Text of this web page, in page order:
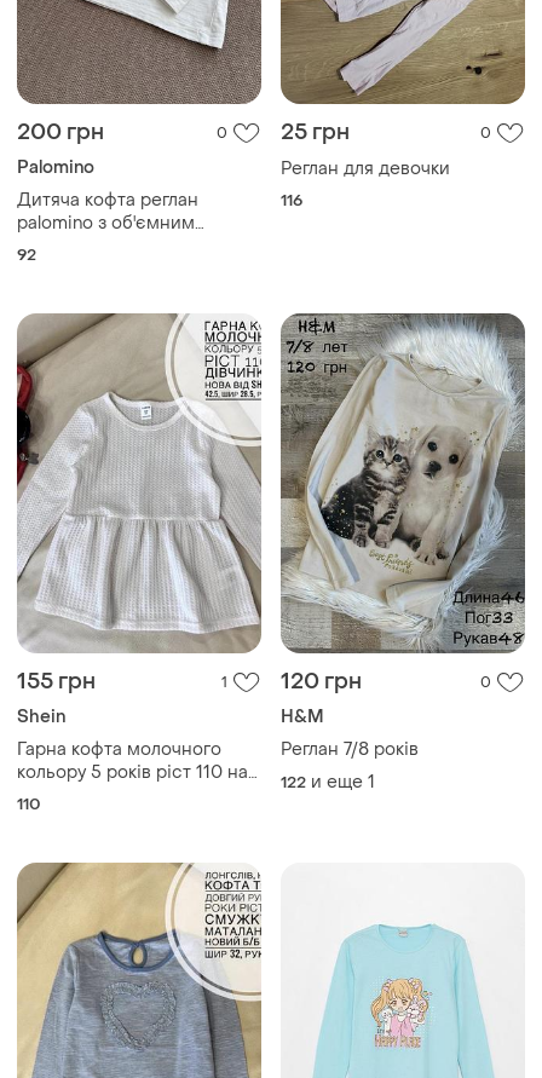
200 грн 0
Palomino
Дитяча кофта реглан
palomino з об'ємним
сердечком розмір 92 1.5–2
92
25 грн 0
Реглан для девочки
116
155 грн 1
Shein
Гарна кофта молочного
кольору 5 років ріст 110 на
дівчинку як нова від shein
110
120 грн 0
H&M
Реглан 7/8 років
122 и еще 1